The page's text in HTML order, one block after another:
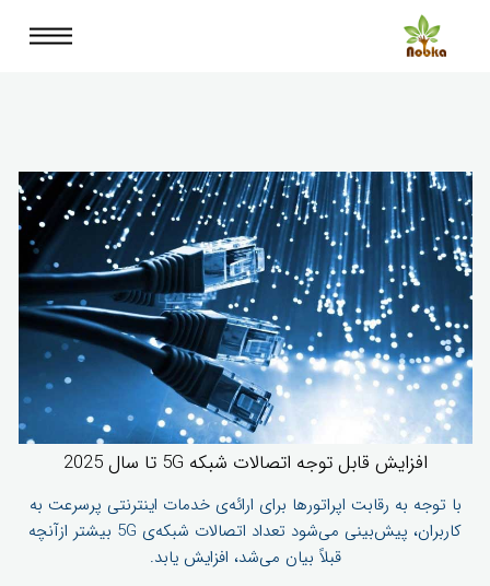
افزایش قابل توجه اتصالات شبکه‌ 5G تا سال 2025
با توجه به رقابت اپراتورها برای ارائه‌ی خدمات اینترنتی پرسرعت به
کاربران، پیش‌بینی می‌شود تعداد اتصالات شبکه‌ی 5G بیشتر ازآنچه
قبلاً بیان می‌شد، افزایش یابد.